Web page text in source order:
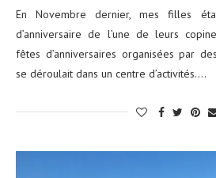
En Novembre dernier, mes filles
d’anniversaire de l’une de leurs
fêtes d’anniversaires organisées par
se déroulait dans un centre d’activités.…